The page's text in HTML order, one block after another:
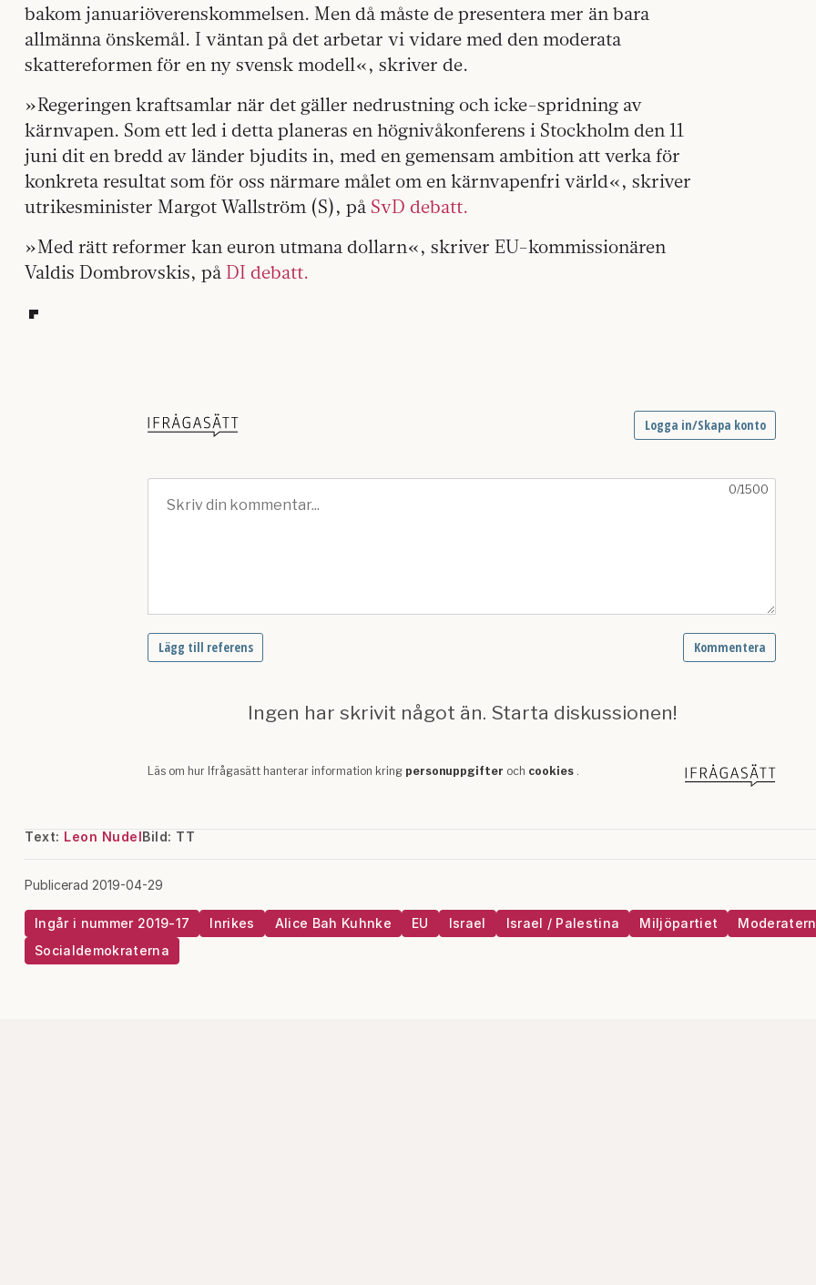
bakom januariöverenskommelsen. Men då måste de presentera mer än bara
allmänna önskemål. I väntan på det arbetar vi vidare med den moderata
skattereformen för en ny svensk modell«, skriver de.
»Regeringen kraftsamlar när det gäller nedrustning och icke-spridning av
kärnvapen. Som ett led i detta planeras en högnivåkonferens i Stockholm den 11
juni dit en bredd av länder bjudits in, med en gemensam ambition att verka för
konkreta resultat som för oss närmare målet om en kärnvapenfri värld«, skriver
utrikesminister Margot Wallström (S), på SvD debatt.
»Med rätt reformer kan euron utmana dollarn«, skriver EU-kommissionären
Valdis Dombrovskis, på DI debatt.
Text: Leon NudelBild: TT
Publicerad 2019-04-29
Ingår i nummer 2019-17 Inrikes Alice Bah Kuhnke EU Israel Israel / Palestina Miljöpartiet
Socialdemokraterna